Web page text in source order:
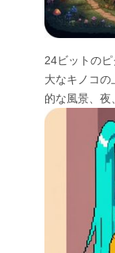
24ビットの
大なキノコ
的な風景、夜